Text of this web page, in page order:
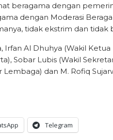
beragama dengan
dengan Moderasi
tidak ekstrim dan tidak
Irfan Al Dhuhya (Wakil
Sobar Lubis (Wakil
dan M. Rofiq
Telegram